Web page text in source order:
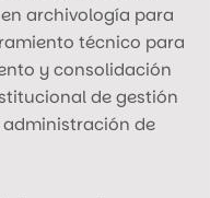
archivología para
técnico para
y consolidación
de gestión
de